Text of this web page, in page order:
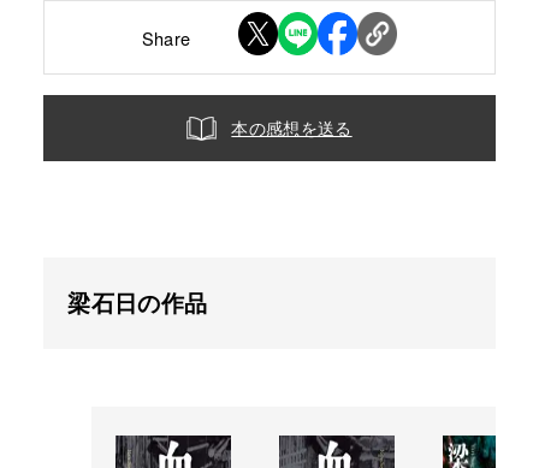
Share
本の感想を送る
梁石日の作品